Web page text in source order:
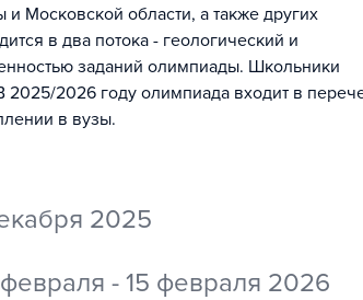
Московской области, а также других
в два потока - геологический и
заданий олимпиады. Школьники
2025/2026 году олимпиада входит в
в вузы.
2025
февраля - 15 февраля 2026